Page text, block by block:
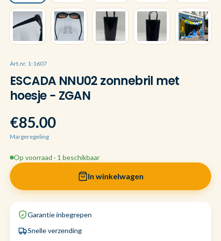
Art.nr. 1-1607
ESCADA NNU02 zonnebril met
hoesje - ZGAN
€85.00
Margeregeling
Op voorraad · 1 beschikbaar
In winkelwagen
Garantie inbegrepen
Snelle verzending